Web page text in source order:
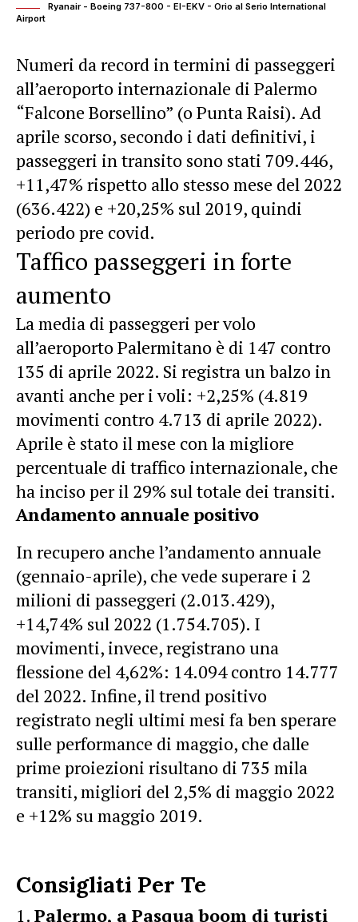
Ryanair - Boeing 737-800 - EI-EKV - Orio al Serio International
Airport
Numeri da record in termini di passeggeri
all’aeroporto internazionale di Palermo
“Falcone Borsellino” (o Punta Raisi). Ad
aprile scorso, secondo i dati definitivi, i
passeggeri in transito sono stati 709.446,
+11,47% rispetto allo stesso mese del 2022
(636.422) e +20,25% sul 2019, quindi
periodo pre covid.
Taffico passeggeri in forte
aumento
La media di passeggeri per volo
all’aeroporto Palermitano è di 147 contro
135 di aprile 2022. Si registra un balzo in
avanti anche per i voli: +2,25% (4.819
movimenti contro 4.713 di aprile 2022).
Aprile è stato il mese con la migliore
percentuale di traffico internazionale, che
ha inciso per il 29% sul totale dei transiti.
Andamento annuale positivo
In recupero anche l’andamento annuale
(gennaio-aprile), che vede superare i 2
milioni di passeggeri (2.013.429),
+14,74% sul 2022 (1.754.705). I
movimenti, invece, registrano una
flessione del 4,62%: 14.094 contro 14.777
del 2022. Infine, il trend positivo
registrato negli ultimi mesi fa ben sperare
sulle performance di maggio, che dalle
prime proiezioni risultano di 735 mila
transiti, migliori del 2,5% di maggio 2022
e +12% su maggio 2019.
Consigliati Per Te
Palermo, a Pasqua boom di turisti